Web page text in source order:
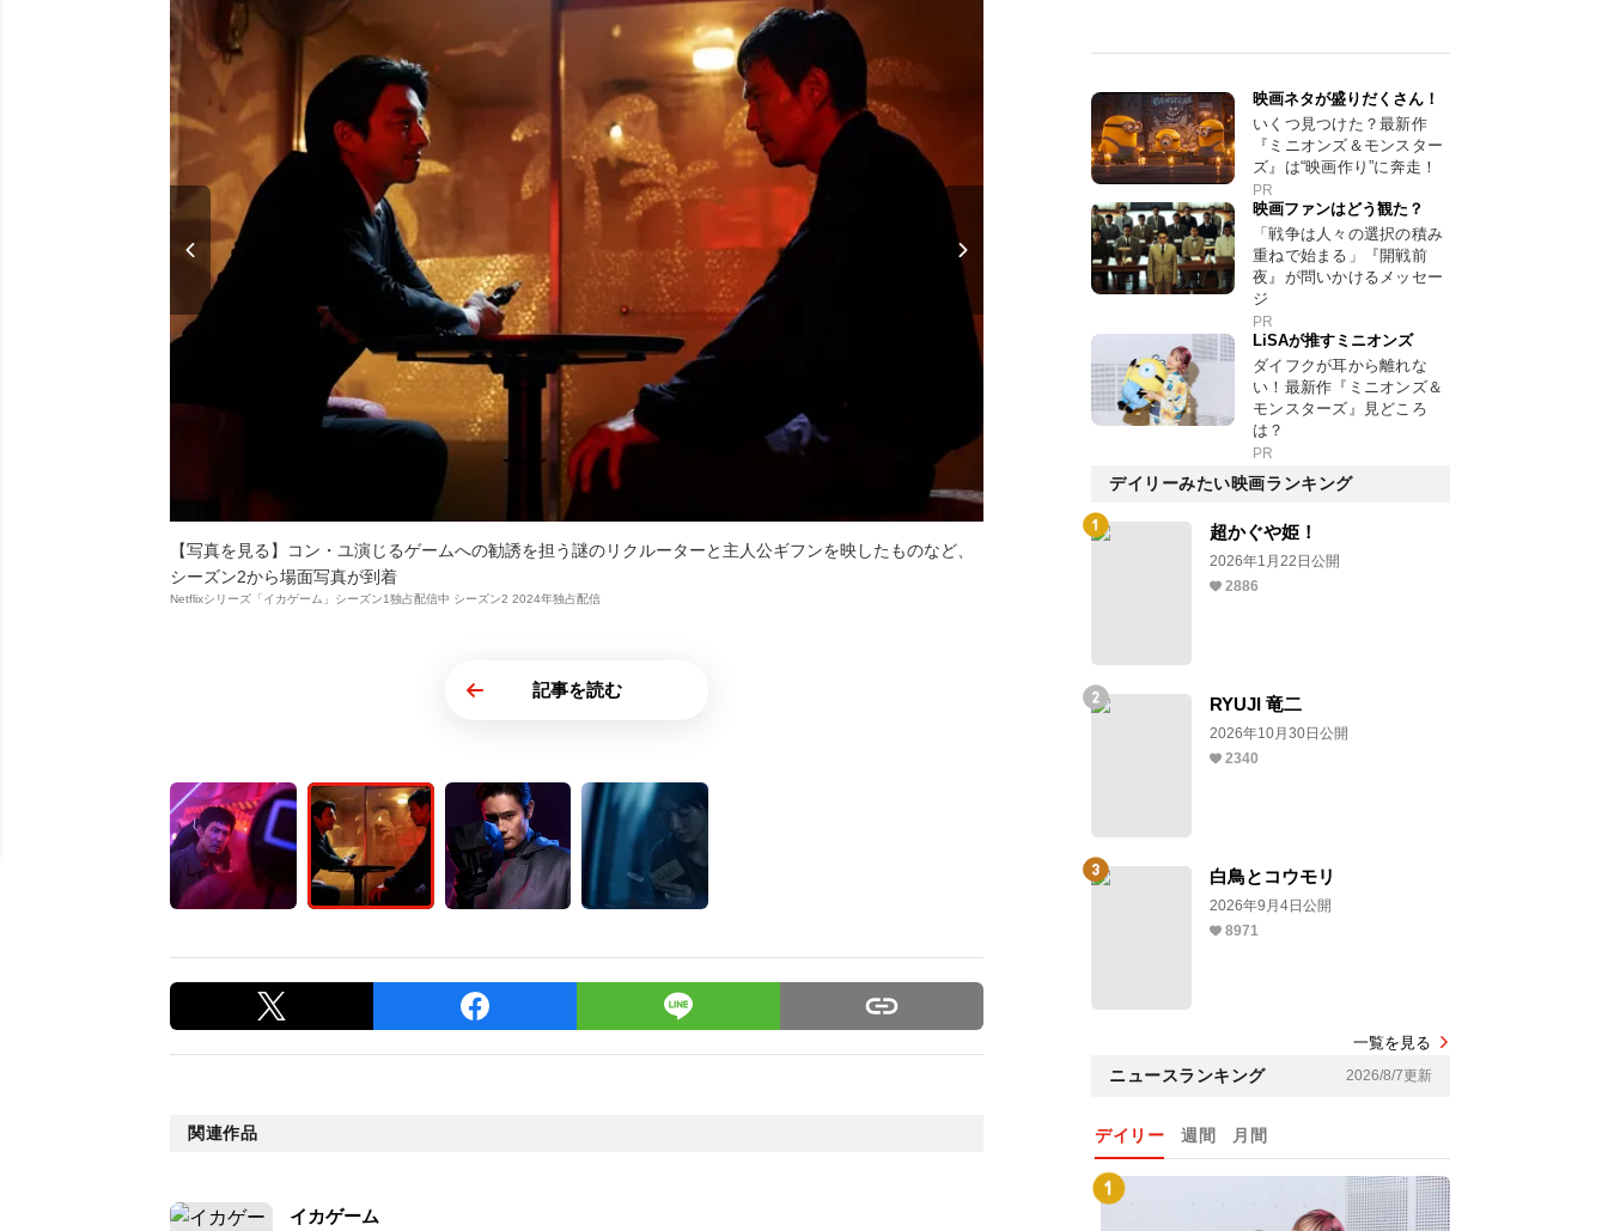
【写真を見る】コン・ユ演じるゲームへの勧誘を担う謎のリクルーターと主人公ギフンを映したものなど、
シーズン2から場面写真が到着
Netflixシリーズ「イカゲーム」シーズン1独占配信中 シーズン2 2024年独占配信
記事を読む
関連作品
イカゲーム
映画ネタが盛りだくさん！
いくつ見つけた？最新作
『ミニオンズ＆モンスター
ズ』は“映画作り”に奔走！
PR
映画ファンはどう観た？
「戦争は人々の選択の積み
重ねで始まる」『開戦前
夜』が問いかけるメッセー
ジ
PR
LiSAが推すミニオンズ
ダイフクが耳から離れな
い！最新作『ミニオンズ＆
モンスターズ』見どころ
は？
PR
デイリーみたい映画ランキング
超かぐや姫！
2026年1月22日公開
2886
RYUJI 竜二
2026年10月30日公開
2340
白鳥とコウモリ
2026年9月4日公開
8971
一覧を見る
ニュースランキング 2026/8/7更新
デイリー 週間 月間